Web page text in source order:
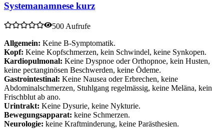
Systemanamnese kurz
500 Aufrufe
Allgemein: Keine B-Symptomatik.
Kopf: Keine Kopfschmerzen, kein Schwindel, keine Synkopen.
Kardiopulmonal: Keine Dyspnoe oder Orthopnoe, kein Husten,
keine pectanginösen Beschwerden, keine Ödeme.
Gastrointestinal: Keine Nausea oder Erbrechen, keine
Abdominalschmerzen, Stuhlgang regelmässig, keine Meläna, kein
Frischblut ab ano.
Urintrakt: Keine Dysurie, keine Nykturie.
Bewegungsapparat: keine Schmerzen.
Neurologie: keine Kraftminderung, keine Parästhesien.